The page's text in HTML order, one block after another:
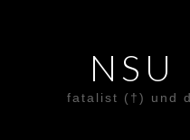
NSU
fatalist (†) und